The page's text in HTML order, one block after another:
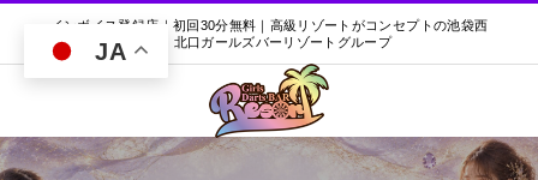
インボイス登録店｜初回30分無料｜高級リゾートがコンセプトの池袋西
口・北口ガールズバーリゾートグループ
JA